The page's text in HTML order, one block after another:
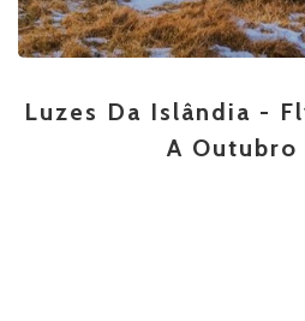
Luzes Da Islândia -
A Outubro